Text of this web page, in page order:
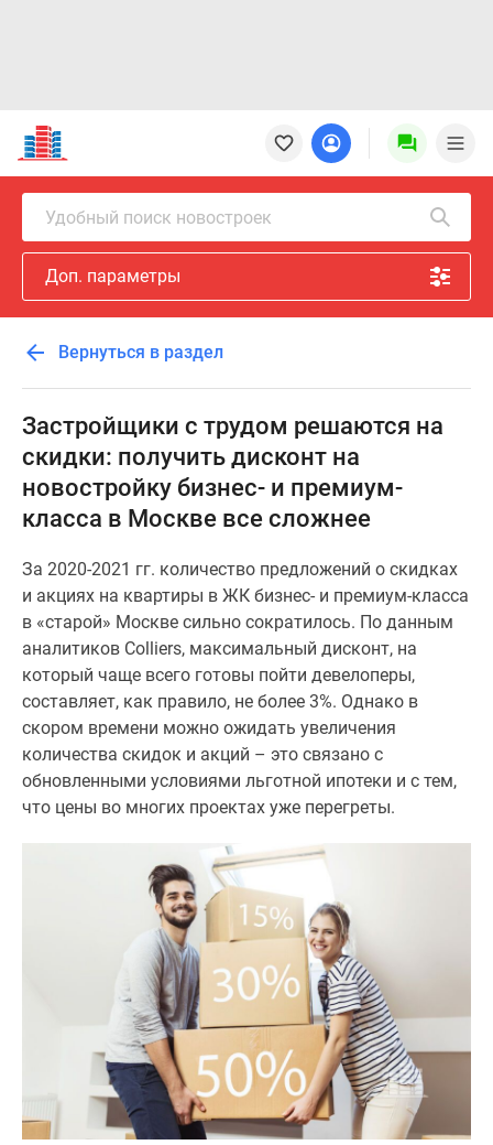
Новостройки
Квартиры
Ипотека
Новостройки
Москвы
Новостройки
Подмосковья
Новостройки
Москвы
Готовые
новостройки
Новостройки
карте
Специальные
Коммерческие
помещения
Продавцы
застройщики
Панорамы
новостроек
Видеообзор
новостроек
Экспертиза
комнатные
Удобный поиск новостроек
Доп. параметры
Вернуться в раздел
Застройщики с трудом решаются на
скидки: получить дисконт на
новостройку бизнес- и премиум-
класса в Москве все сложнее
За 2020-2021 гг. количество предложений о скидках
и акциях на квартиры в ЖК бизнес- и премиум-класса
в «старой» Москве сильно сократилось. По данным
аналитиков Colliers, максимальный дисконт, на
который чаще всего готовы пойти девелоперы,
составляет, как правило, не более 3%. Однако в
скором времени можно ожидать увеличения
количества скидок и акций – это связано с
обновленными условиями льготной ипотеки и с тем,
что цены во многих проектах уже перегреты.